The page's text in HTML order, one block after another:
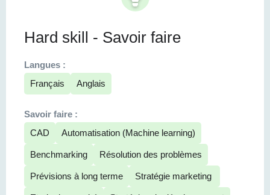
Hard skill - Savoir faire
Langues :
Français
Anglais
Savoir faire :
CAD
Automatisation (Machine learning)
Benchmarking Résolution des problèmes
Prévisions à long terme Stratégie marketing